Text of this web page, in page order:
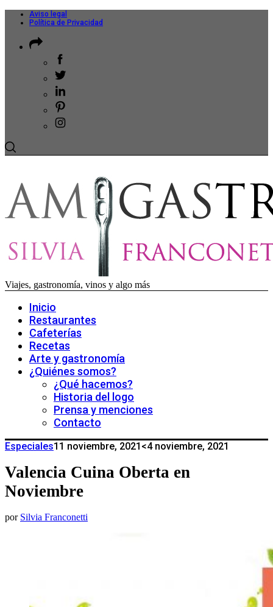
Aviso legal
Política de Privacidad
Viajes, gastronomía, vinos y algo más
Inicio
Restaurantes
Cafeterías
Recetas
Arte y gastronomía
¿Quiénes somos?
¿Qué hacemos?
Historia del logo
Prensa y menciones
Contacto
Especiales11 noviembre, 2021 <4 noviembre, 2021
Valencia Cuina Oberta en
Noviembre
por Silvia Franconetti